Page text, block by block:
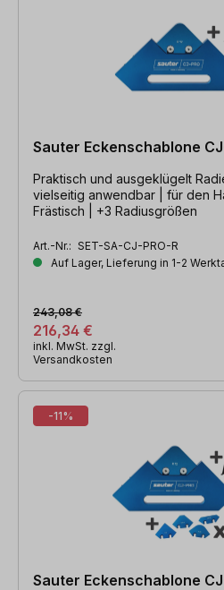
Sauter Eckenschablone
Praktisch und ausgeklügelt
vielseitig anwendbar | für den
Frästisch | +3 Radiusgrößen
Art.-Nr.: SET-SA-CJ-PRO-R
Auf Lager, Lieferung in 1-2
216,34 €
243,08 €
inkl. MwSt. zzgl.
Versandkosten
-11%
Sauter Eckenschablone